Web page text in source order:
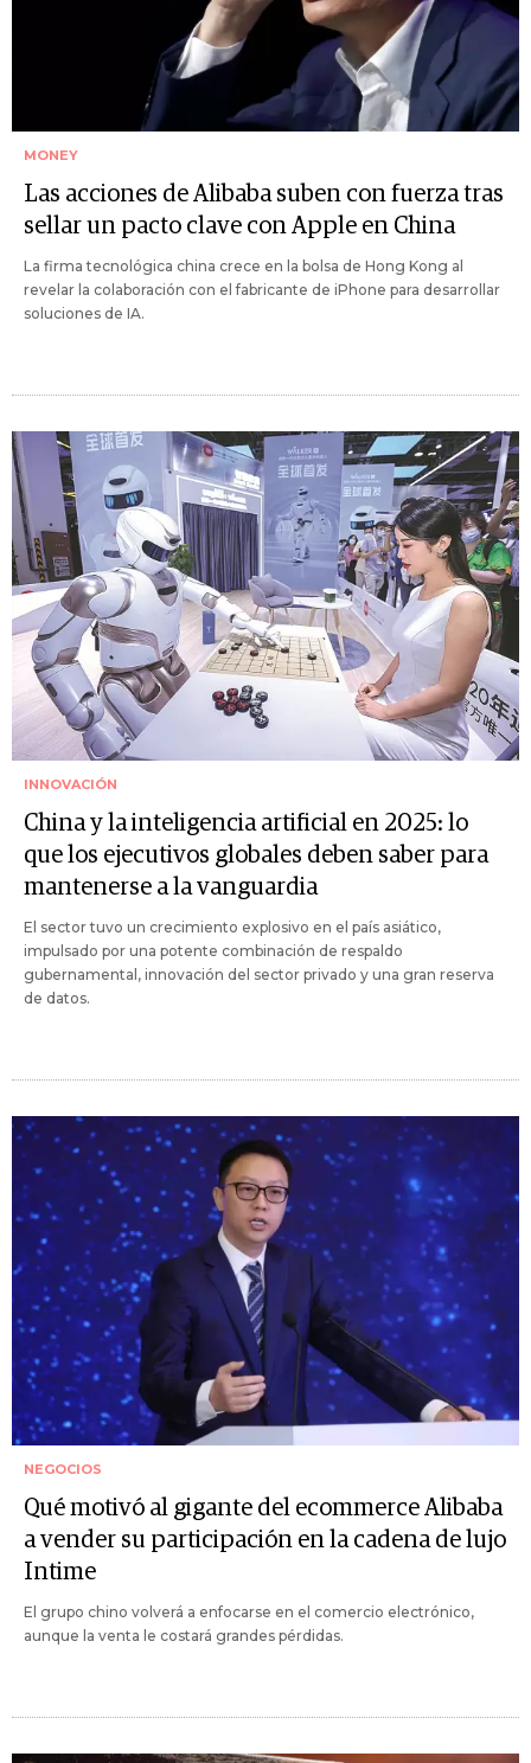
MONEY
Las acciones de Alibaba suben con fuerza tras
sellar un pacto clave con Apple en China
La firma tecnológica china crece en la bolsa de Hong Kong al
revelar la colaboración con el fabricante de iPhone para desarrollar
soluciones de IA.
INNOVACIÓN
China y la inteligencia artificial en 2025: lo
que los ejecutivos globales deben saber para
mantenerse a la vanguardia
El sector tuvo un crecimiento explosivo en el país asiático,
impulsado por una potente combinación de respaldo
gubernamental, innovación del sector privado y una gran reserva
de datos.
NEGOCIOS
Qué motivó al gigante del ecommerce Alibaba
a vender su participación en la cadena de lujo
Intime
El grupo chino volverá a enfocarse en el comercio electrónico,
aunque la venta le costará grandes pérdidas.